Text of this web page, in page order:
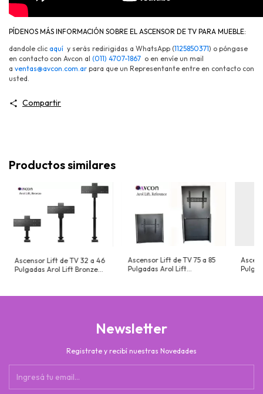
PÍDENOS MÁS INFORMACIÓN SOBRE EL ASCENSOR DE TV PARA MUEBLE:
dandole clic aquí y serás redirigidas a WhatsApp (1125850371) o póngase
en contacto con Avcon al (011) 4707-1867 o en envíe un mail
a ventas@avcon.com.ar para que un Representante entre en contacto con
usted.
Compartir
Productos similares
Ascensor Lift de TV 32 a 46
Pulgadas Arol Lift Bronze
Ascensor Lift de TV 75 a 85
Pulgadas Arol Lift
Newsletter
Registrate y recibí nuestras Novedades